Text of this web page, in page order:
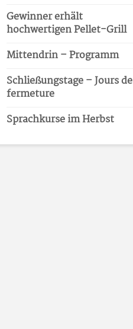
Gewinner erhält
hochwertigen Pellet-Grill
Mittendrin – Programm
Schließungstage – Jours de
fermeture
Sprachkurse im Herbst